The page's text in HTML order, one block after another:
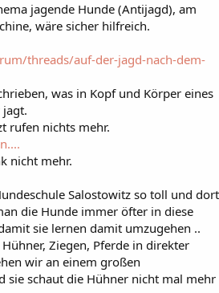
jagende Hunde (Antijagd), am
wäre sicher hilfreich.
threads/auf-der-jagd-nach-dem-
was in Kopf und Körper eines
jagt.
rufen nichts mehr.
nicht mehr.
Salostowitz so toll und dort
die Hunde immer öfter in diese
sie lernen damit umzugehen ..
Ziegen, Pferde in direkter
wir an einem großen
sie schaut die Hühner nicht mal mehr